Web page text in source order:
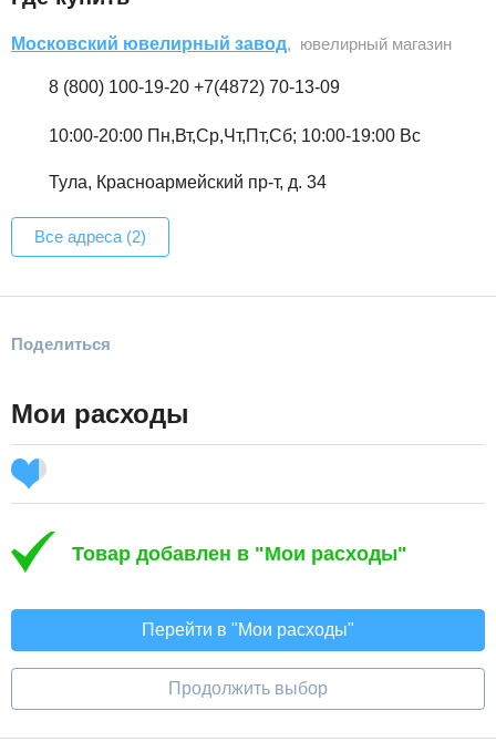
Московский ювелирный завод, ювелирный магазин
8 (800) 100-19-20 +7(4872) 70-13-09
10:00-20:00 Пн,Вт,Ср,Чт,Пт,Сб; 10:00-19:00 Вс
Тула, Красноармейский пр-т, д. 34
Все адреса (2)
Поделиться
Мои расходы
Товар добавлен в "Мои расходы"
Перейти в "Мои расходы"
Продолжить выбор